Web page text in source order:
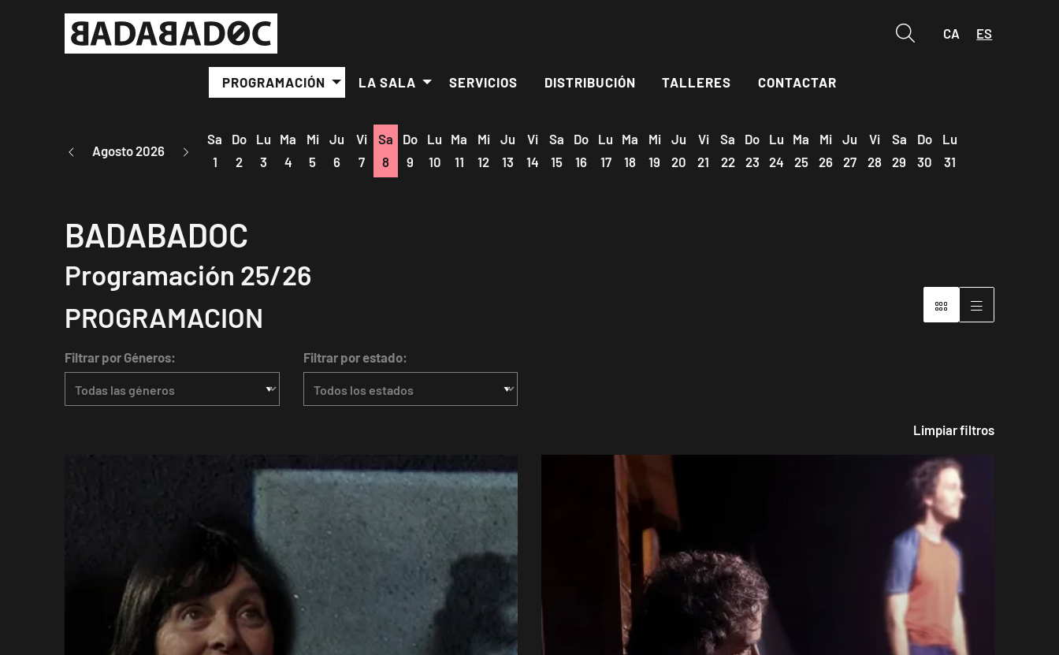
CA ES
PROGRAMACIÓN LA SALA SERVICIOS DISTRIBUCIÓN TALLERES CONTACTAR
Agosto 2026
Sa
1
Do
2
Lu
3
Ma
4
Mi
5
Ju
6
Vi
7
Sa
8
Do
9
Lu
10
Ma
11
Mi
12
Ju
13
Vi
14
Sa
15
Do
16
Lu
17
Ma
18
Mi
19
Ju
20
Vi
21
Sa
22
Do
23
Lu
24
Ma
25
Mi
26
Ju
27
Vi
28
Sa
29
Do
30
Lu
31
BADABADOC
Programación 25/26
PROGRAMACION
Filtrar por Géneros: Filtrar por estado:
Limpiar filtros